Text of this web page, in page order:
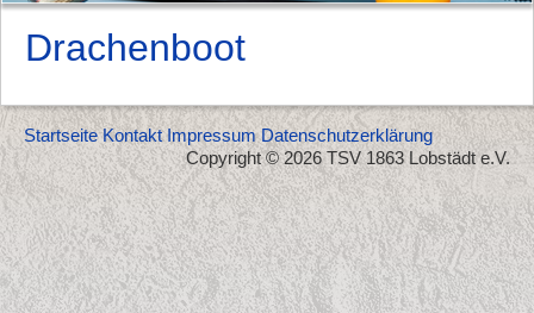
Drachenboot
Startseite Kontakt Impressum Datenschutzerklärung
Copyright © 2026 TSV 1863 Lobstädt e.V.